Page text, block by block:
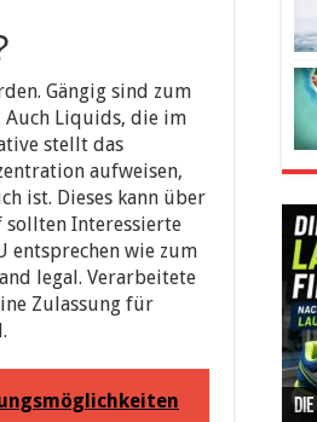
Gängig sind zum
Liquids, die im
stellt das
aufweisen,
ist. Dieses kann über
sollten Interessierte
entsprechen wie zum
legal. Verarbeitete
Zulassung für